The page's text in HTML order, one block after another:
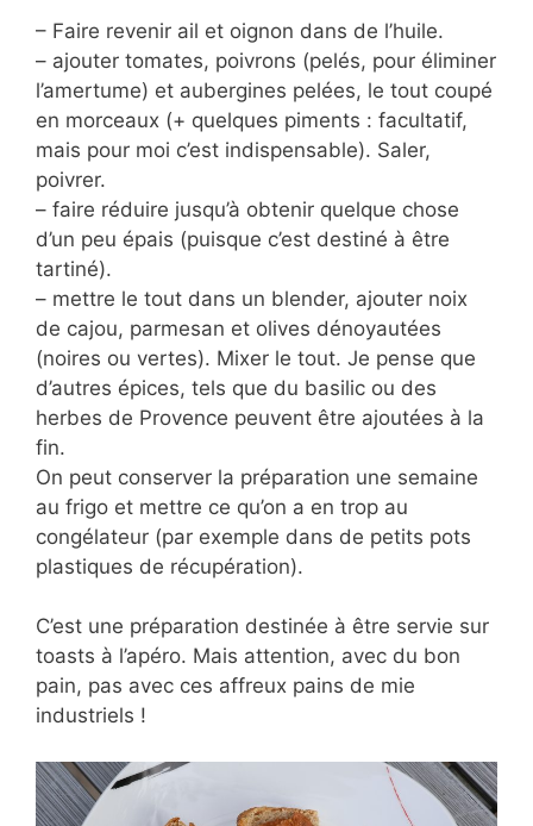
– Faire revenir ail et oignon dans de l’huile.
– ajouter tomates, poivrons (pelés, pour éliminer
l’amertume) et aubergines pelées, le tout coupé
en morceaux (+ quelques piments : facultatif,
mais pour moi c’est indispensable). Saler,
poivrer.
– faire réduire jusqu’à obtenir quelque chose
d’un peu épais (puisque c’est destiné à être
tartiné).
– mettre le tout dans un blender, ajouter noix
de cajou, parmesan et olives dénoyautées
(noires ou vertes). Mixer le tout. Je pense que
d’autres épices, tels que du basilic ou des
herbes de Provence peuvent être ajoutées à la
fin.
On peut conserver la préparation une semaine
au frigo et mettre ce qu’on a en trop au
congélateur (par exemple dans de petits pots
plastiques de récupération).
C’est une préparation destinée à être servie sur
toasts à l’apéro. Mais attention, avec du bon
pain, pas avec ces affreux pains de mie
industriels !